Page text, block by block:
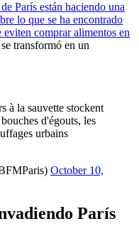
París están haciendo una
lo que se ha encontrado
eviten comprar alimentos en
transformó en un
à la sauvette stockent
d'égouts, les
urbains
October 10,
París